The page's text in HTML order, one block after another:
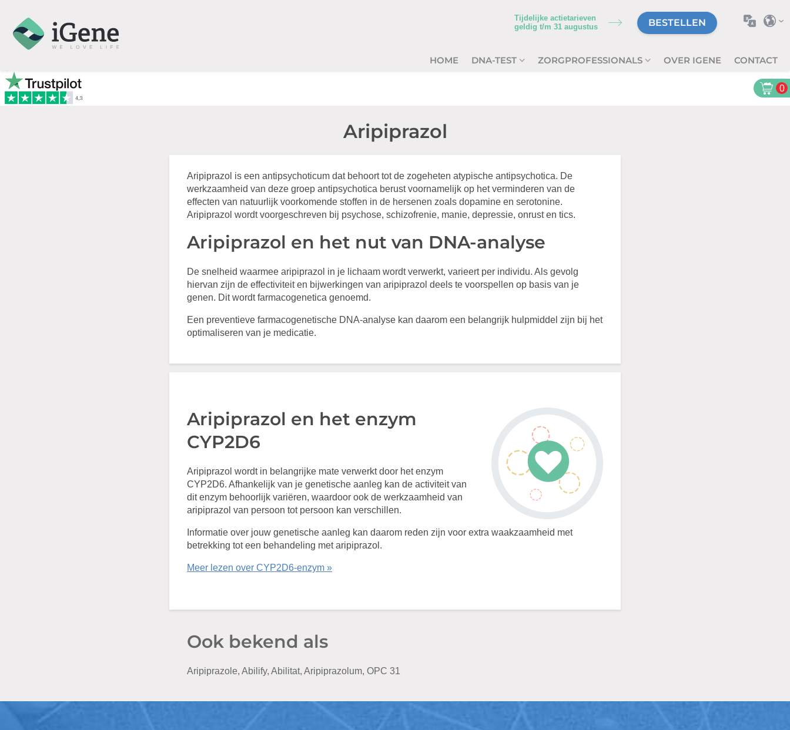
HOME DNA-TEST ZORGPROFESSIONALS OVER IGENE CONTACT
BESTELLEN
Tijdelijke actietarieven
geldig t/m 31 augustus
0
Aripiprazol
Aripiprazol is een antipsychoticum dat behoort tot de zogeheten atypische antipsychotica. De
werkzaamheid van deze groep antipsychotica berust voornamelijk op het verminderen van de
effecten van natuurlijk voorkomende stoffen in de hersenen zoals dopamine en serotonine.
Aripiprazol wordt voorgeschreven bij psychose, schizofrenie, manie, depressie, onrust en tics.
Aripiprazol en het nut van DNA-analyse
De snelheid waarmee aripiprazol in je lichaam wordt verwerkt, varieert per individu. Als gevolg
hiervan zijn de effectiviteit en bijwerkingen van aripiprazol deels te voorspellen op basis van je
genen. Dit wordt farmacogenetica genoemd.
Een preventieve farmacogenetische DNA-analyse kan daarom een belangrijk hulpmiddel zijn bij het
optimaliseren van je medicatie.
Aripiprazol en het enzym
CYP2D6
Aripiprazol wordt in belangrijke mate verwerkt door het enzym
CYP2D6. Afhankelijk van je genetische aanleg kan de activiteit van
dit enzym behoorlijk variëren, waardoor ook de werkzaamheid van
aripiprazol van persoon tot persoon kan verschillen.
Informatie over jouw genetische aanleg kan daarom reden zijn voor extra waakzaamheid met
betrekking tot een behandeling met aripiprazol.
Meer lezen over CYP2D6-enzym »
Ook bekend als
Aripiprazole, Abilify, Abilitat, Aripiprazolum, OPC 31